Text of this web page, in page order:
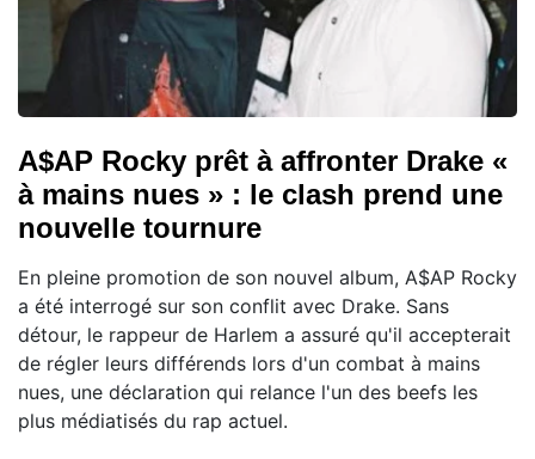
A$AP Rocky prêt à affronter Drake «
à mains nues » : le clash prend une
nouvelle tournure
En pleine promotion de son nouvel album, A$AP Rocky
a été interrogé sur son conflit avec Drake. Sans
détour, le rappeur de Harlem a assuré qu'il accepterait
de régler leurs différends lors d'un combat à mains
nues, une déclaration qui relance l'un des beefs les
plus médiatisés du rap actuel.